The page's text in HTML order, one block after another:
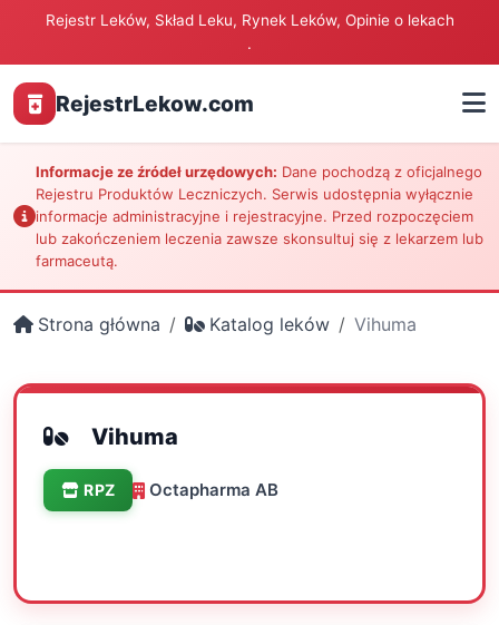
Rejestr Leków, Skład Leku, Rynek Leków, Opinie o lekach
.
RejestrLekow.com
Informacje ze źródeł urzędowych: Dane pochodzą z oficjalnego
Rejestru Produktów Leczniczych. Serwis udostępnia wyłącznie
informacje administracyjne i rejestracyjne. Przed rozpoczęciem
lub zakończeniem leczenia zawsze skonsultuj się z lekarzem lub
farmaceutą.
Strona główna Katalog leków Vihuma
Vihuma
RPZ Octapharma AB